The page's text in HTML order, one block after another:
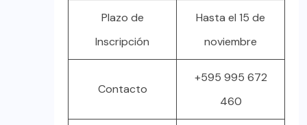
Plazo de
Inscripción
Hasta el 15 de
noviembre
Contacto
+595 995 672
460